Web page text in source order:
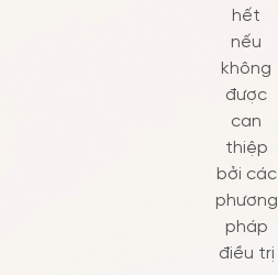
hết
nếu
không
được
can
thiệp
bởi các
phương
pháp
điều trị